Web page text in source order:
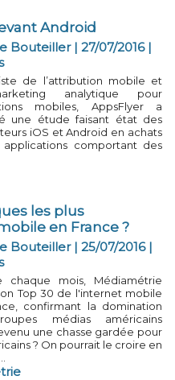
Android
Bouteiller | 27/07/2016|
de l’attribution mobile et
analytique pour
mobiles, AppsFlyer a
une étude faisant état des
iOS et Android en achats
applications comportant des
les plus
en France ?
Bouteiller | 25/07/2016|
chaque mois, Médiamétrie
Top 30 de l'internet mobile
confirmant la domination
médias américains
une chasse gardée pour
? On pourrait le croire en